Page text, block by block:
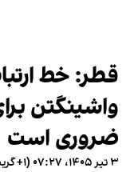
قطر: خط
واشینگتن
ضروری است
۳ تیر ۱۴۰۵، ۰۷:۲۷ (‎+۱ گرینویچ)